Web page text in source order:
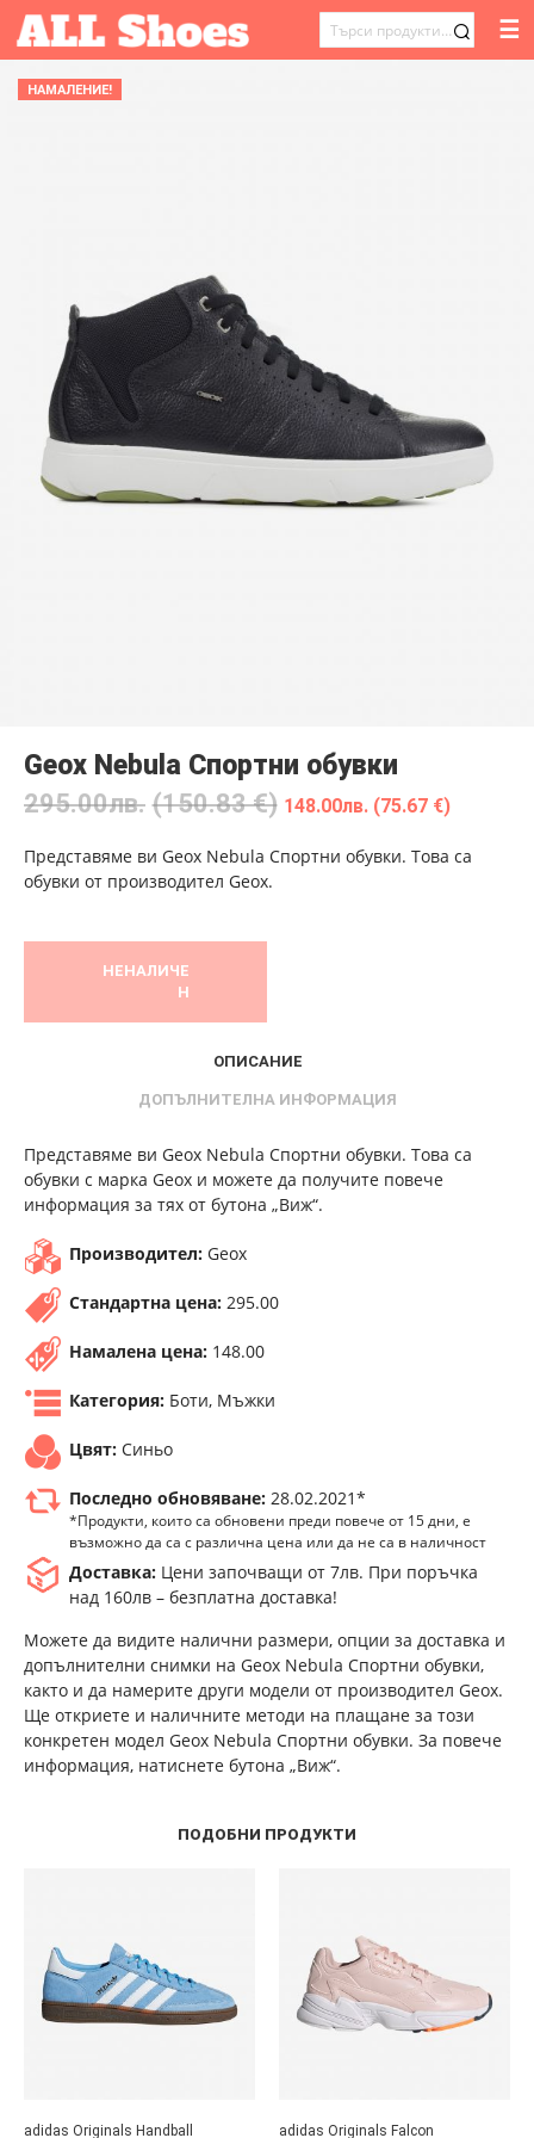
ТЪРСЕНЕ
☰
НАМАЛЕНИЕ!
Geox Nebula Спортни обувки
295.00лв. (150.83 €) 148.00лв. (75.67 €)
Представяме ви Geox Nebula Спортни обувки. Това са
обувки от производител Geox.
НЕНАЛИЧЕ
Н
ОПИСАНИЕ
ДОПЪЛНИТЕЛНА ИНФОРМАЦИЯ
Представяме ви Geox Nebula Спортни обувки. Това са
обувки с марка Geox и можете да получите повече
информация за тях от бутона „Виж“.
Производител: Geox
Стандартна цена: 295.00
Намалена цена: 148.00
Категория: Боти, Мъжки
Цвят: Синьо
Последно обновяване: 28.02.2021*
*Продукти, които са обновени преди повече от 15 дни, е
възможно да са с различна цена или да не са в наличност
Доставка: Цени започващи от 7лв. При поръчка
над 160лв – безплатна доставка!
Можете да видите налични размери, опции за доставка и
допълнителни снимки на Geox Nebula Спортни обувки,
както и да намерите други модели от производител Geox.
Ще откриете и наличните методи на плащане за този
конкретен модел Geox Nebula Спортни обувки. За повече
информация, натиснете бутона „Виж“.
ПОДОБНИ ПРОДУКТИ
adidas Originals Handball adidas Originals Falcon